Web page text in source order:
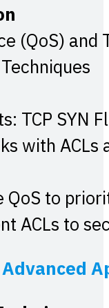
(QoS) and
TCP SYN
with ACLs
QoS to
ACLs to